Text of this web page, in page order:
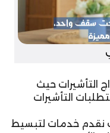
التأشيرات حيث
التأشيرات
نقدم خدمات لتبسيط